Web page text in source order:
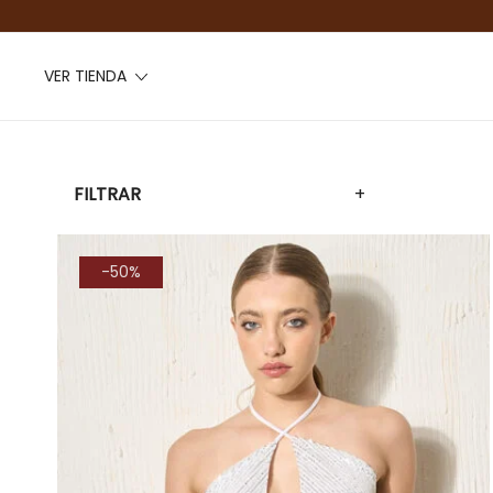
VER TIENDA
FILTRAR +
-50%